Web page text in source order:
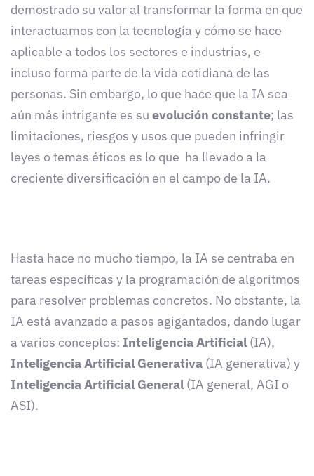
demostrado su valor al transformar la forma en que
interactuamos con la tecnología y cómo se hace
aplicable a todos los sectores e industrias, e
incluso forma parte de la vida cotidiana de las
personas. Sin embargo, lo que hace que la IA sea
aún más intrigante es su evolución constante; las
limitaciones, riesgos y usos que pueden infringir
leyes o temas éticos es lo que ha llevado a la
creciente diversificación en el campo de la IA.
Hasta hace no mucho tiempo, la IA se centraba en
tareas específicas y la programación de algoritmos
para resolver problemas concretos. No obstante, la
IA está avanzado a pasos agigantados, dando lugar
a varios conceptos: Inteligencia Artificial (IA),
Inteligencia Artificial Generativa (IA generativa) y
Inteligencia Artificial General (IA general, AGI o
ASI).